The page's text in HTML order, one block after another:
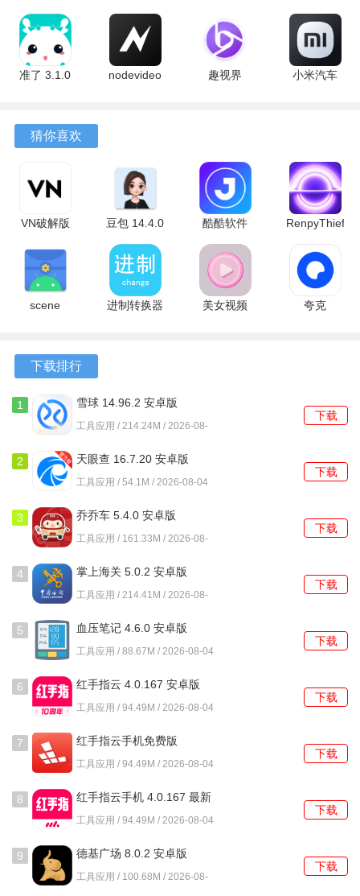
软件功能
海量游戏资源
：tiptop提供了丰富多样的游戏选择，在平台
上找到各类热门游戏，随时随地畅玩。
游戏资讯与攻略：获取最新的游戏动态和详细的攻略，帮
助他们更好地掌握游戏技巧。
分享攻略和心得，增强互动体验。
4.安全下载服务 ：所有游戏均来自官方渠道，确保用户下载
的游戏安全可靠，享受无忧的游戏体验。
5.专业测评与推荐 ：资深游戏达人会为用户提供详尽的游戏
测评，帮助他们选择适合自己的游戏，提升整体体验。
软件特色
1. tiptop游戏盒子注重用户体验，优化了下载和更新流程，使
玩家能够快速获取所需游戏，节省时间。
2. 玩家在社区中可以找到志同道合的朋友，共同探讨游戏策
略，分享游戏乐趣，增强了社交互动的乐趣。
3. 通过社区驱动的评价机制，玩家能够发现更多优质游戏，
获得更深层次的理解与乐趣。
4. 提供的游戏资源均为正版，放心下载，避免盗版游戏带来
的风险，确保了游戏体验的安全性。
使用教程
1. 打开tiptop应用：安装完成后，点击tiptop应用图标启动程
2. 进入注册页面：在欢迎界面或者首页，找到并点击【登录/
注册】按钮。如果已有账号，可以直接输入信息登录；如果
4.0
5.16.0.10
最新版
10.14.6.1121
最新版
安卓版
3.0.1 官方
版
准了 3.1.0
nodevideo
趣视界
小米汽车
猜你喜欢
VN破解版
版
豆包 14.4.0
最新版
酷酷软件
5.0.0 安卓
版
RenpyThief
3.1.9 安卓
版
scene
进制转换器
美女视频
夸克
下载排行
1 雪球 14.96.2 安卓版
工具应用 / 214.24M / 2026-08-
下载
2 天眼查 16.7.20 安卓版
工具应用 / 54.1M / 2026-08-04
下载
3 乔乔车 5.4.0 安卓版
工具应用 / 161.33M / 2026-08-
下载
4 掌上海关 5.0.2 安卓版
工具应用 / 214.41M / 2026-08-
下载
5 血压笔记 4.6.0 安卓版
工具应用 / 88.67M / 2026-08-04
下载
6 红手指云 4.0.167 安卓版
工具应用 / 94.49M / 2026-08-04
下载
7
红手指云手机免费版
4.0.167 最新版
工具应用 / 94.49M / 2026-08-04
下载
8
红手指云手机 4.0.167 最新
版
工具应用 / 94.49M / 2026-08-04
下载
9 德基广场 8.0.2 安卓版
工具应用 / 100.68M / 2026-08-
下载